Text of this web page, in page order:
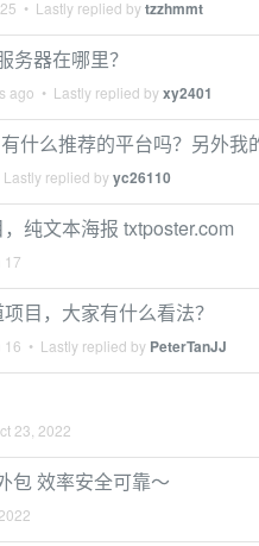
• Lastly replied bytzzhmmt
务器在哪里？
ago • Lastly replied byxy2401
什么推荐的平台吗？另外我
Lastly replied byyc26110
纯文本海报 txtposter.com
17
目，大家有什么看法？
16 • Lastly replied by PeterTanJJ
23, 2022
包 效率安全可靠～